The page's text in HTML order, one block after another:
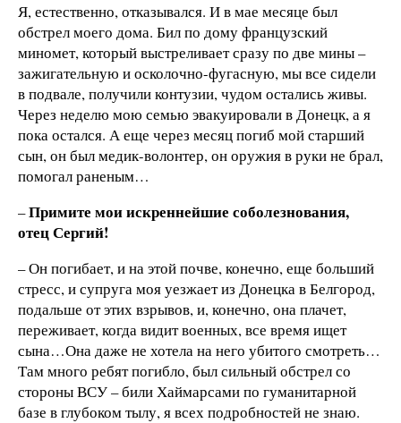
Я, естественно, отказывался. И в мае месяце был
обстрел моего дома. Бил по дому французский
миномет, который выстреливает сразу по две мины –
зажигательную и осколочно-фугасную, мы все сидели
в подвале, получили контузии, чудом остались живы.
Через неделю мою семью эвакуировали в Донецк, а я
пока остался. А еще через месяц погиб мой старший
сын, он был медик-волонтер, он оружия в руки не брал,
помогал раненым…
–Примите мои искреннейшие соболезнования,
отец Сергий!
– Он погибает, и на этой почве, конечно, еще больший
стресс, и супруга моя уезжает из Донецка в Белгород,
подальше от этих взрывов, и, конечно, она плачет,
переживает, когда видит военных, все время ищет
сына…Она даже не хотела на него убитого смотреть…
Там много ребят погибло, был сильный обстрел со
стороны ВСУ – били Хаймарсами по гуманитарной
базе в глубоком тылу, я всех подробностей не знаю.